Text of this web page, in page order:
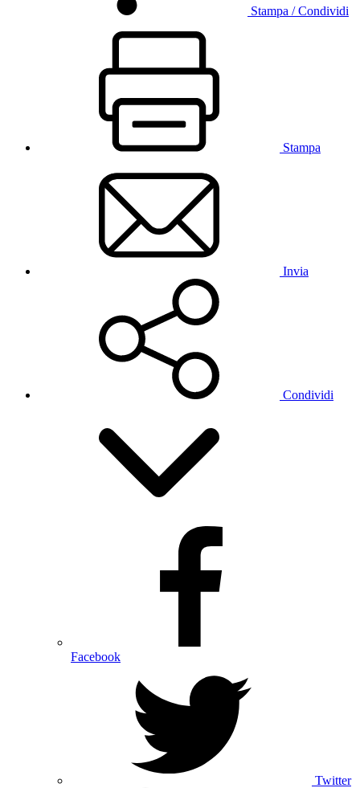
Stampa / Condividi
Stampa
Invia
Condividi
Facebook
Twitter